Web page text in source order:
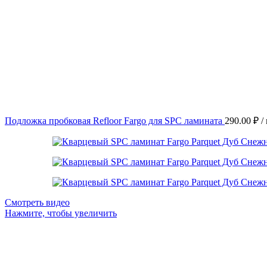
Подложка пробковая Refloor Fargo для SPC ламината 290.00 ₽ /
Смотреть видео
Нажмите, чтобы увеличить